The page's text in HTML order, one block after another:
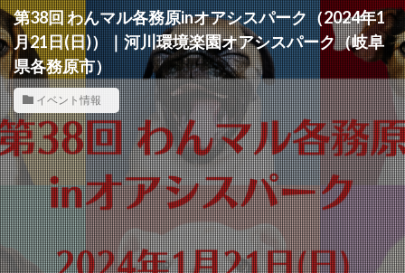
第38回 わんマル各務原inオアシスパーク（2024年1
月21日(日)）｜河川環境楽園オアシスパーク（岐阜
県各務原市）
イベント情報